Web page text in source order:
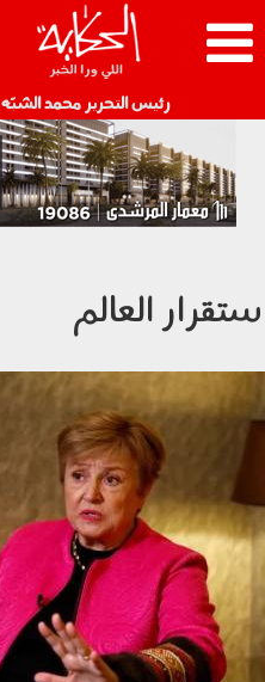
رئيس التحرير محمد الشبّه
العالم
130403.jpg